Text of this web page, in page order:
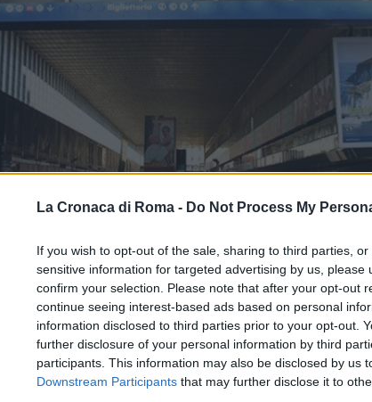
La Cronaca di Roma - Do Not Process My
If you wish to opt-out of the sale, sharing to third parties,
sensitive information for targeted advertising by us, please
confirm your selection. Please note that after your opt-out
continue seeing interest-based ads based on personal
information disclosed to third parties prior to your opt-out.
further disclosure of your personal information by third
participants. This information may also be disclosed by us
Downstream Participants that may further disclose it to
spazi più insicuri
su Google
consigliate
9 denunciati –Ieri pomeriggio, a conclusione di